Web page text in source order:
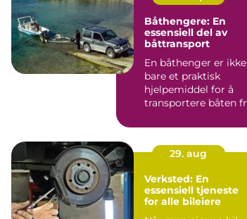
Båthengere: En
essensiell del av
båttransport
En båthenger er ikke
bare et praktisk
hjelpemiddel for å
transportere båten
29. aug
Verksted: En
essensiell tjeneste
for alle bileiere